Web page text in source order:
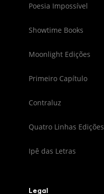
Poesia Impossível
Showtime Books
Moonlight Edições
Primeiro Capítulo
Contraluz
Quatro Linhas Edições
Ipê das Letras
Legal